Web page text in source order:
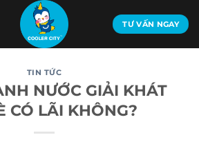
TƯ VẤN NGAY
TIN TỨC
NƯỚC GIẢI KHÁT
CÓ LÃI KHÔNG?